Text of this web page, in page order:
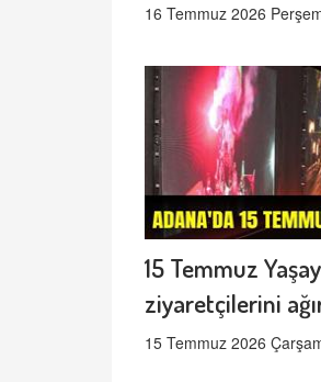
16 Temmuz 2026
15 Temmuz
ziyaretçilerini
15 Temmuz 2026